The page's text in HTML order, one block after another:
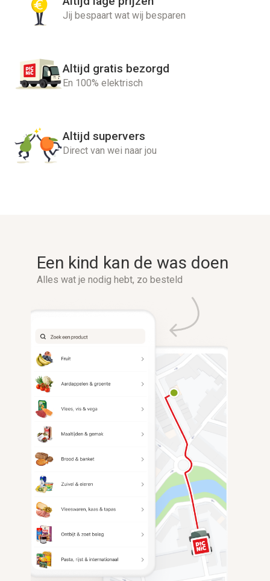
Jij bespaart wat wij besparen
Altijd gratis bezorgd
En 100% elektrisch
Altijd supervers
Direct van wei naar jou
Een kind kan de was doen
Alles wat je nodig hebt, zo besteld